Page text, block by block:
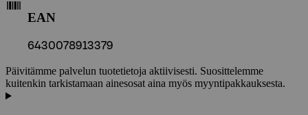
EAN
6430078913379
Päivitämme palvelun tuotetietoja aktiivisesti. Suosittelemme
kuitenkin tarkistamaan ainesosat aina myös myyntipakkauksesta.